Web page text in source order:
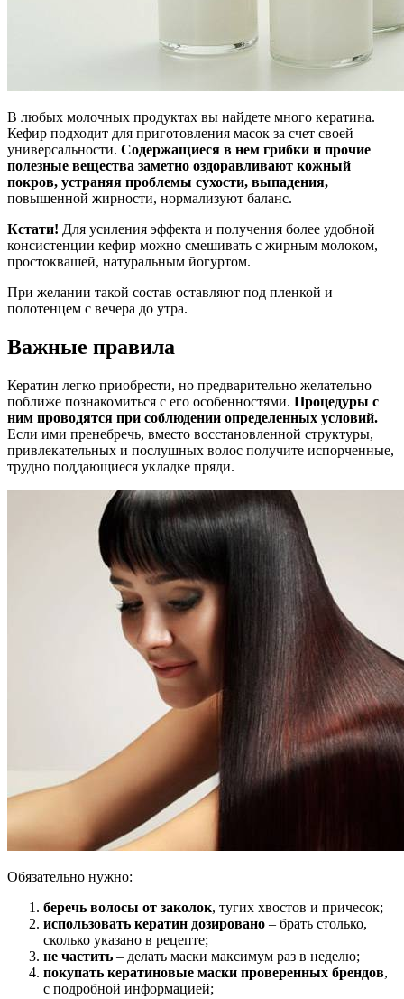
В любых молочных продуктах вы найдете много кератина.
Кефир подходит для приготовления масок за счет своей
универсальности. Содержащиеся в нем грибки и прочие
полезные вещества заметно оздоравливают кожный
покров, устраняя проблемы сухости, выпадения,
повышенной жирности, нормализуют баланс.
Кстати! Для усиления эффекта и получения более удобной
консистенции кефир можно смешивать с жирным молоком,
простоквашей, натуральным йогуртом.
При желании такой состав оставляют под пленкой и
полотенцем с вечера до утра.
Важные правила
Кератин легко приобрести, но предварительно желательно
поближе познакомиться с его особенностями. Процедуры с
ним проводятся при соблюдении определенных условий.
Если ими пренебречь, вместо восстановленной структуры,
привлекательных и послушных волос получите испорченные,
трудно поддающиеся укладке пряди.
Обязательно нужно:
беречь волосы от заколок, тугих хвостов и причесок;
использовать кератин дозировано – брать столько,
сколько указано в рецепте;
не частить – делать маски максимум раз в неделю;
покупать кератиновые маски проверенных брендов,
с подробной информацией;